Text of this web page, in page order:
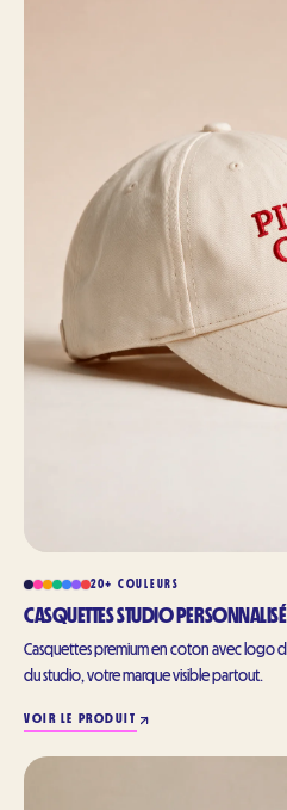
20+ COULEURS
CASQUETTES STUDIO
Casquettes premium en coton avec logo
du studio, votre marque visible partout.
VOIR LE PRODUIT